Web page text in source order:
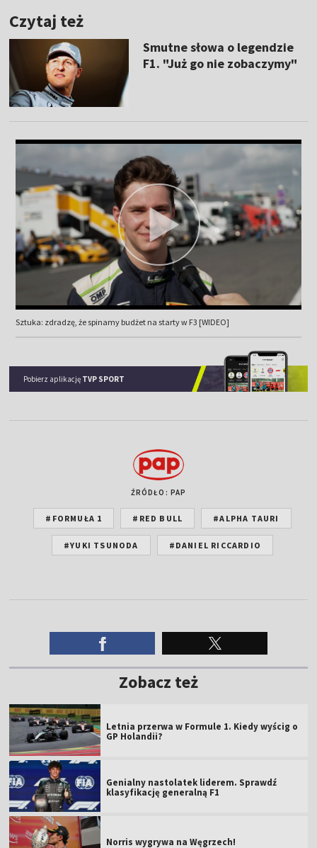
Czytaj też
Smutne słowa o legendzie
F1. "Już go nie zobaczymy"
Sztuka: zdradzę, że spinamy budżet na starty w F3 [WIDEO]
Pobierz aplikację TVP SPORT
ŹRÓDŁO: PAP
#FORMUŁA 1 #RED BULL #ALPHA TAURI
#YUKI TSUNODA #DANIEL RICCARDIO
Zobacz też
Letnia przerwa w Formule 1. Kiedy wyścig o
GP Holandii?
Genialny nastolatek liderem. Sprawdź
klasyfikację generalną F1
Norris wygrywa na Węgrzech!